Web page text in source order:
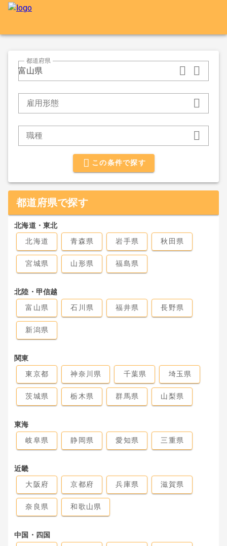
富山県
都道府県
雇用形態
職種
この条件で探す
都道府県で探す
北海道・東北
北海道
青森県 岩手県 秋田県
宮城県 山形県 福島県
北陸・甲信越
富山県
石川県 福井県 長野県
新潟県
関東
東京都
神奈川県 千葉県 埼玉県
茨城県 栃木県 群馬県 山梨県
東海
岐阜県
静岡県 愛知県 三重県
近畿
大阪府
京都府 兵庫県 滋賀県
奈良県 和歌山県
中国・四国